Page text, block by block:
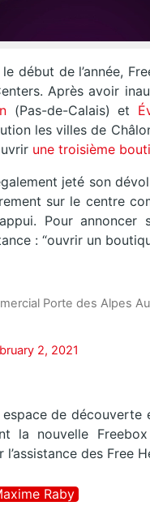
début de l’année,
Après avoir
(Pas-de-Calais) et
les villes de
une troisième
jeté son
sur le centre
Pour annoncer
: “ouvrir un
Porte des Alpes
2, 2021
de
la nouvelle
des Free
Raby